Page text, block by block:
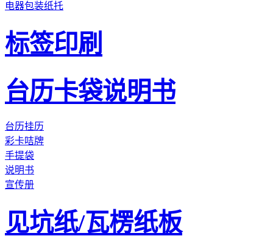
电器包装纸托
标签印刷
台历卡袋说明书
台历挂历
彩卡咭牌
手提袋
说明书
宣传册
见坑纸/瓦楞纸板